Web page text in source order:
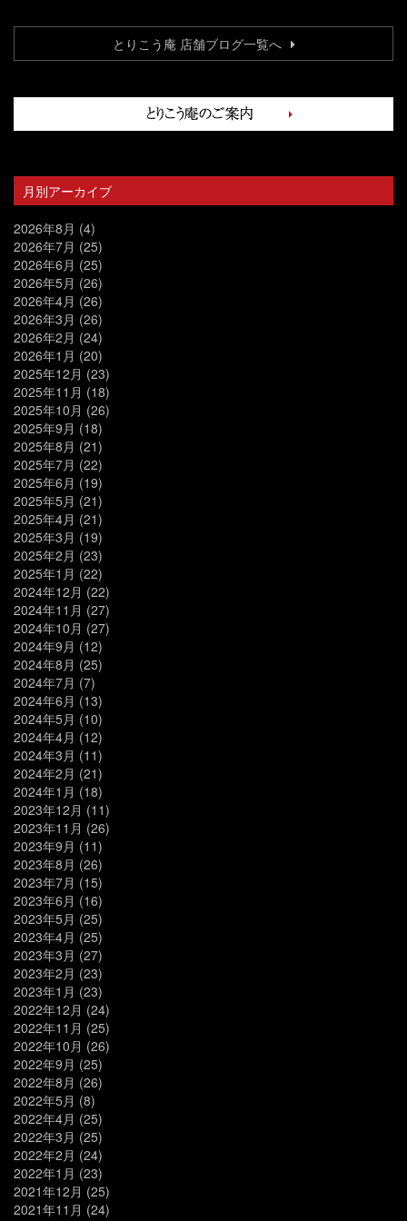
とりこう庵 店舗ブログ一覧へ
月別アーカイブ
2026年8月 (4)
2026年7月 (25)
2026年6月 (25)
2026年5月 (26)
2026年4月 (26)
2026年3月 (26)
2026年2月 (24)
2026年1月 (20)
2025年12月 (23)
2025年11月 (18)
2025年10月 (26)
2025年9月 (18)
2025年8月 (21)
2025年7月 (22)
2025年6月 (19)
2025年5月 (21)
2025年4月 (21)
2025年3月 (19)
2025年2月 (23)
2025年1月 (22)
2024年12月 (22)
2024年11月 (27)
2024年10月 (27)
2024年9月 (12)
2024年8月 (25)
2024年7月 (7)
2024年6月 (13)
2024年5月 (10)
2024年4月 (12)
2024年3月 (11)
2024年2月 (21)
2024年1月 (18)
2023年12月 (11)
2023年11月 (26)
2023年9月 (11)
2023年8月 (26)
2023年7月 (15)
2023年6月 (16)
2023年5月 (25)
2023年4月 (25)
2023年3月 (27)
2023年2月 (23)
2023年1月 (23)
2022年12月 (24)
2022年11月 (25)
2022年10月 (26)
2022年9月 (25)
2022年8月 (26)
2022年5月 (8)
2022年4月 (25)
2022年3月 (25)
2022年2月 (24)
2022年1月 (23)
2021年12月 (25)
2021年11月 (24)